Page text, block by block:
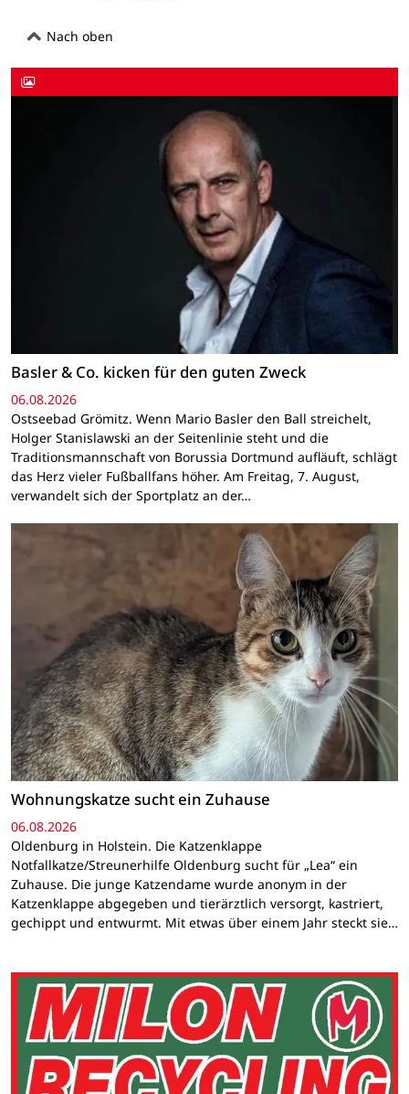
Nach oben
Basler & Co. kicken für den guten Zweck
06.08.2026
Ostseebad Grömitz. Wenn Mario Basler den Ball streichelt,
Holger Stanislawski an der Seitenlinie steht und die
Traditionsmannschaft von Borussia Dortmund aufläuft, schlägt
das Herz vieler Fußballfans höher. Am Freitag, 7. August,
verwandelt sich der Sportplatz an der…
Wohnungskatze sucht ein Zuhause
06.08.2026
Oldenburg in Holstein. Die Katzenklappe
Notfallkatze/Streunerhilfe Oldenburg sucht für „Lea“ ein
Zuhause. Die junge Katzendame wurde anonym in der
Katzenklappe abgegeben und tierärztlich versorgt, kastriert,
gechippt und entwurmt. Mit etwas über einem Jahr steckt sie…